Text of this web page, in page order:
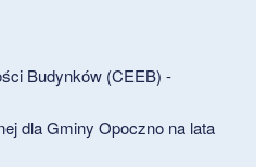
Budynków (CEEB) -
dla Gminy Opoczno na lata